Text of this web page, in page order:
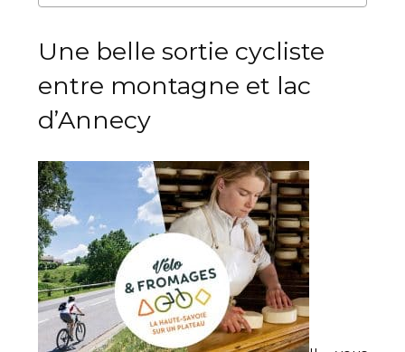
Une belle sortie cycliste
entre montagne et lac
d’Annecy